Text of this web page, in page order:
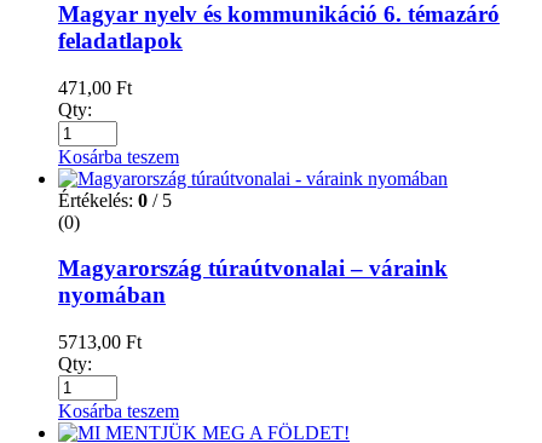
Magyar nyelv és kommunikáció 6. témazáró
feladatlapok
471,00 Ft
Qty:
Kosárba teszem
Értékelés: 0 / 5
(0)
Magyarország túraútvonalai – váraink
nyomában
5713,00 Ft
Qty:
Kosárba teszem